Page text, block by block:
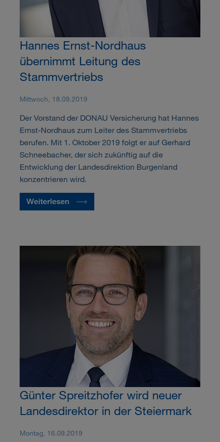
Hannes Ernst-Nordhaus
übernimmt Leitung des
Stammvertriebs
Mittwoch, 18.09.2019
Der Vorstand der DONAU Versicherung hat Hannes
Ernst-Nordhaus zum Leiter des Stammvertriebs
berufen. Mit 1. Oktober 2019 folgt er auf Gerhard
Schneebacher, der sich zukünftig auf die
Entwicklung der Landesdirektion Burgenland
konzentrieren wird.
Weiterlesen
Günter Spreitzhofer wird neuer
Landesdirektor in der Steiermark
Montag, 16.09.2019